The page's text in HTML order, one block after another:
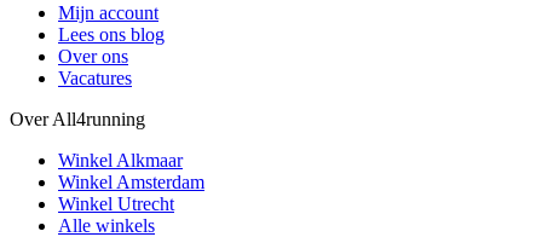
Mijn account
Lees ons blog
Over ons
Vacatures
Over All4running
Winkel Alkmaar
Winkel Amsterdam
Winkel Utrecht
Alle winkels